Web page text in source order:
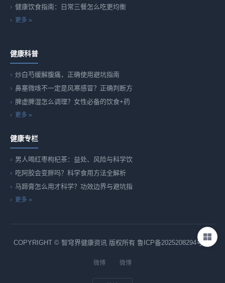
健康饮食指南：日常三餐怎么吃更均衡
更多 »
健康科普
炒白芍缓解腹痛，正确使用避坑指南
鼻塞微咳不一定是风寒感冒？正确判断方
脾虚脾湿怎么调理？女性必备的饮食+药
更多 »
健康专栏
男人喝红枣枸杞茶：益处、风险与科学饮
吃阿胶会变胖吗？科学食用方法全解析
马蹄膏怎么用才科学？功效边界与避坑指
更多 »
COPYRIGHT © 智穹界健康资讯 版权所有 鲁ICP备2025208294号-82
微博 微博